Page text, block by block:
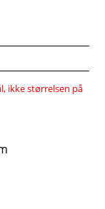
ikke størrelsen på